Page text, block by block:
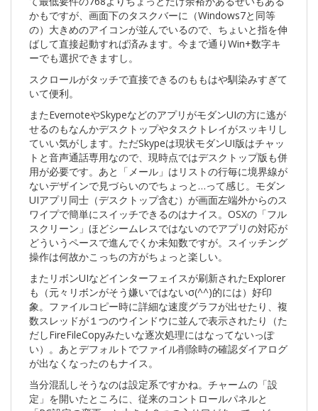
かもですが、画面下のタスクバーに（Windows7と同等
の）大きめのアイコンが並んでいるので、ちょいと指を伸
ばして直接起動すれば済みます。今まで通りWin+数字キ
ーでも選択できますし。
スクロールがタッチで直接できるのももはや馴染みすぎて
いて便利。
またEvernoteやSkypeなどのアプリがモダンUIの方に逃が
せるのもなんかデスクトップやタスクトレイがスッキリし
ていい気がします。ただSkypeは現状モダンUI版はチャッ
トと音声通話専用なので、現時点ではデスクトップ版も併
用が必要です。あと「メール」はリストの行毎に境界線が
ないデザインで見づらいのでちょっと…って感じ。モダン
UIアプリ同士（デスクトップ含む）が画面左端外からのス
ワイプで簡単にスイッチできるのはナイス。OSXの「フル
スクリーン」ほどシームレスではないのでアプリの対応が
どういうペースで進んでくか未知数ですが。スイッチング
操作は何故かこっちの方がちょっと楽しい。
またリボンUIなどインターフェイスが刷新されたExplorer
も（元々リボンがそう嫌いではないσ(^^)的には）好印
象。ファイルコピー時に詳細な速度グラフが出せたり、複
数スレッドが１つのウインドウに並んで表示されたり（た
だしFireFileCopyみたいな逐次処理にはなってないっぽ
い）。あとデフォルトでファイル削除時の確認ダイアログ
が出なくなったのもナイス。
当分混乱しそうなのは設定系ですかね。チャームの「設
定」を開いたところに、従来のコントロールパネルと